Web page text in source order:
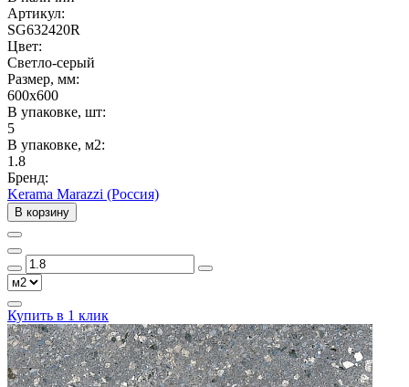
Артикул:
SG632420R
Цвет:
Светло-серый
Размер, мм:
600x600
В упаковке, шт:
5
В упаковке, м2:
1.8
Бренд:
Kerama Marazzi (Россия)
В корзину
Купить в 1 клик